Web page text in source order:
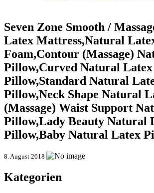
Seven Zone Smooth /
Latex Mattress,Natural
Foam,Contour (Massage)
Pillow,Curved Natural Latex
Pillow,Standard Natural
Pillow,Neck Shape Natural
(Massage) Waist Support
Pillow,Lady Beauty Natural
Pillow,Baby Natural Latex
8. August 2018
Kategorien